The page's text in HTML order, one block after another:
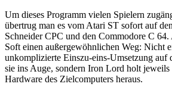
Um dieses Programm vielen Spielern
übertrug man es vom Atari ST sofort auf
Schneider CPC und den Commodore C
Soft einen außergewöhnlichen Weg: Nicht
unkomplizierte Einszu-eins-Umsetzung auf
sie ins Auge, sondern Iron Lord holt jeweils
Hardware des Zielcomputers heraus.